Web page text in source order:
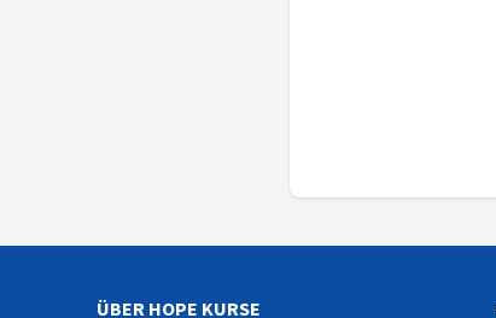
ÜBER HOPE KURSE